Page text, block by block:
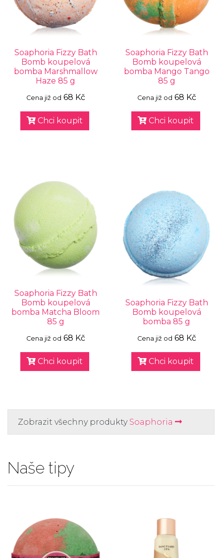
Soaphoria Fizzy Bath
Bomb koupelová
bomba Marshmallow
Haze 85 g
Cena již od 68 Kč
Chci koupit
Soaphoria Fizzy Bath
Bomb koupelová
bomba Mango Tango
85 g
Cena již od 68 Kč
Chci koupit
Soaphoria Fizzy Bath
Bomb koupelová
bomba Matcha Bloom
85 g
Cena již od 68 Kč
Chci koupit
Soaphoria Fizzy Bath
Bomb koupelová
bomba 85 g
Cena již od 68 Kč
Chci koupit
Zobrazit všechny produkty Soaphoria
Naše tipy